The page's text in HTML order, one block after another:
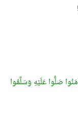
صَلُّوا عَلَيْهِ وَسَلِّمُوا